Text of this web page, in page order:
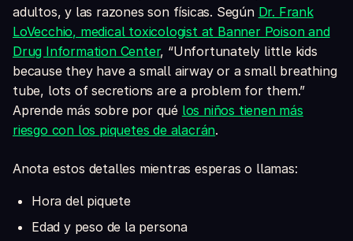
adultos, y las razones son físicas. Según Dr. Frank
LoVecchio, medical toxicologist at Banner Poison and
Drug Information Center, “Unfortunately little kids
because they have a small airway or a small breathing
tube, lots of secretions are a problem for them.”
Aprende más sobre por qué los niños tienen más
riesgo con los piquetes de alacrán.
Anota estos detalles mientras esperas o llamas:
Hora del piquete
Edad y peso de la persona